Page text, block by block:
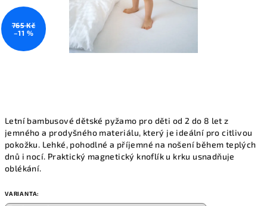
Letní bambusové dětské pyžamo pro děti od 2 do 8 let z
jemného a prodyšného materiálu, který je ideální pro citlivou
pokožku. Lehké, pohodlné a příjemné na nošení během teplých
dnů i nocí. Praktický magnetický knoflík u krku usnadňuje
oblékání.
VARIANTA:
765 Kč
–11 %